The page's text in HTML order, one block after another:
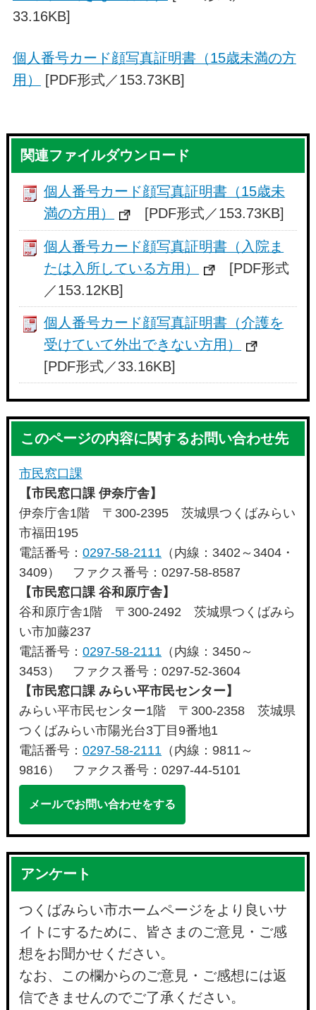
33.16KB]
個人番号カード顔写真証明書（15歳未満の方
用）
[PDF形式／153.73KB]
関連ファイルダウンロード
個人番号カード顔写真証明書（15歳未
満の方用）
[PDF形式／153.73KB]
個人番号カード顔写真証明書（入院ま
たは入所している方用）
[PDF形式
／153.12KB]
個人番号カード顔写真証明書（介護を
受けていて外出できない方用）
[PDF形式／33.16KB]
このページの内容に関するお問い合わせ先
市民窓口課
【市民窓口課 伊奈庁舎】
伊奈庁舎1階 〒300-2395 茨城県つくばみらい
市福田195
電話番号：0297-58-2111 （内線：3402～3404・
3409） ファクス番号：0297-58-8587
【市民窓口課 谷和原庁舎】
谷和原庁舎1階 〒300-2492 茨城県つくばみら
い市加藤237
電話番号：0297-58-2111 （内線：3450～
3453） ファクス番号：0297-52-3604
【市民窓口課 みらい平市民センター】
みらい平市民センター1階 〒300-2358 茨城県
つくばみらい市陽光台3丁目9番地1
電話番号：0297-58-2111 （内線：9811～
9816） ファクス番号：0297-44-5101
メールでお問い合わせをする
アンケート
つくばみらい市ホームページをより良いサ
イトにするために、皆さまのご意見・ご感
想をお聞かせください。
なお、この欄からのご意見・ご感想には返
信できませんのでご了承ください。